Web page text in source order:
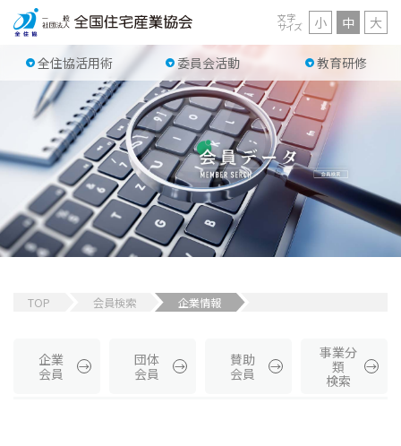
全住協活用術 委員会活動 教育研修
文字
サイズ 小 中 大
TOP 会員検索 企業情報
企業
会員
団体
会員
賛助
会員
事業分
類
検索